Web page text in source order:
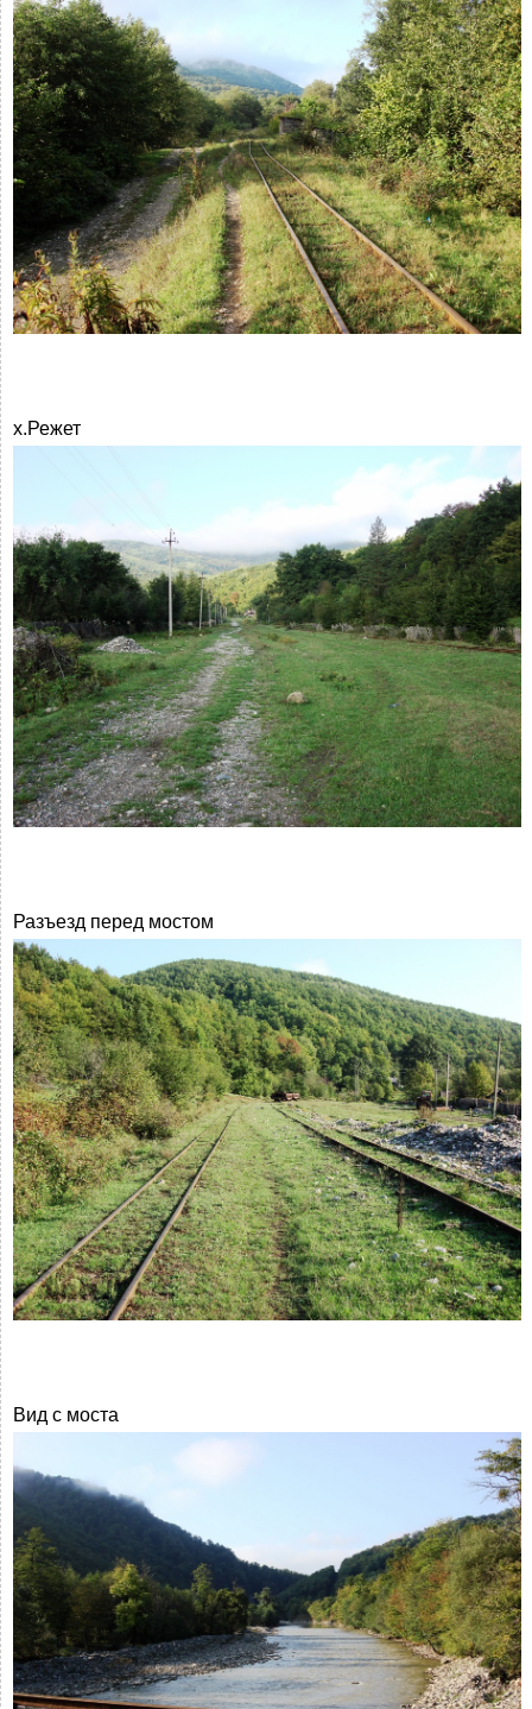
х.Режет
Разъезд перед мостом
Вид с моста